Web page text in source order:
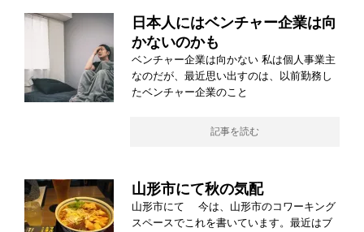
日本人にはベンチャー企業は向
かないのかも
ベンチャー企業は向かない 私は個人事業主
なのだが、最近思い出すのは、以前勤務し
たベンチャー企業のこと
記事を読む
山形市にて秋の気配
山形市にて 今は、山形市のコワーキング
スペースでこれを書いています。最近はブ